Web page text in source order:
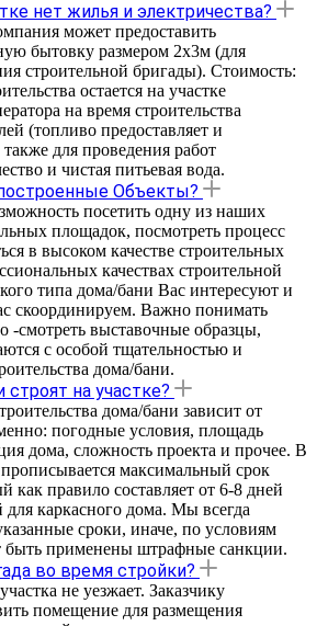
нет жилья и электричества?
может предоставить
бытовку размером 2х3м (для
строительной бригады). Стоимость:
остается на участке
на время строительства
(топливо предоставляет и
для проведения работ
и чистая питьевая вода.
Объекты?
посетить одну из наших
площадок, посмотреть процесс
в высоком качестве строительных
качествах строительной
типа дома/бани Вас интересуют и
скоординируем. Важно понимать
-смотреть выставочные образцы,
с особой тщательностью и
дома/бани.
на участке?
дома/бани зависит от
погодные условия, площадь
дома, сложность проекта и прочее. В
прописывается максимальный срок
как правило составляет от 6-8 дней
каркасного дома. Мы всегда
сроки, иначе, по условиям
быть применены штрафные санкции.
во время стройки?
не уезжает. Заказчику
помещение для размещения